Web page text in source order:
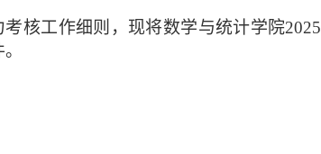
核工作细则，现将数学与统计学院2025